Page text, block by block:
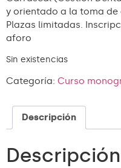
y orientado a la toma de
Plazas limitadas.
aforo
Sin existencias
Categoría: Curso
Descripción
Descripción